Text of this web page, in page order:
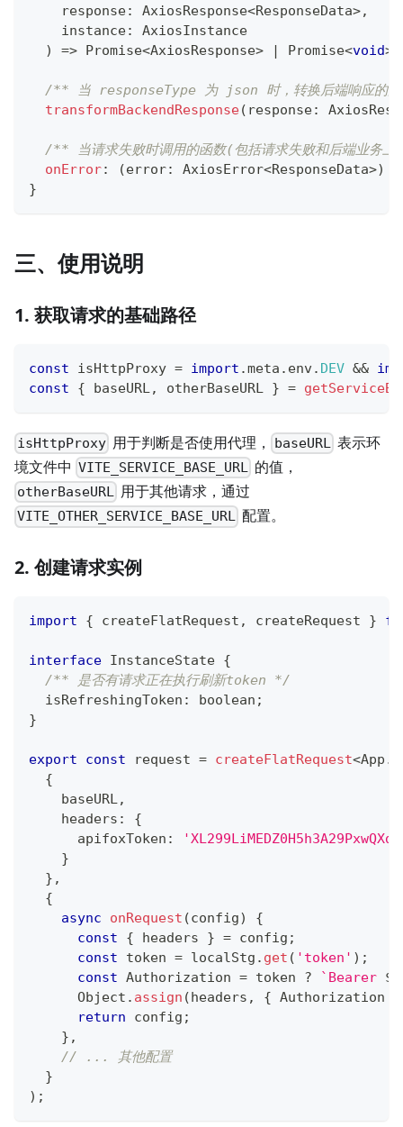
    response
: AxiosResponse<ResponseData>,
    instance
:
AxiosInstance
)
=> Promise<AxiosResponse> | Promise<void>
/** 当 responseType 为 json 时，转换后端响应的
transformBackendResponse( response:
/** 当请求失败时调用的函数(包括请求失败和后端业务
onError: (error: AxiosError<ResponseData>)
}
三、使用说明
1. 获取请求的基础路径
const isHttpProxy = import .meta . env. DEV &&
const
{ baseURL, otherBaseURL } =
isHttpProxy 用于判断是否使用代理， baseURL表示环
境文件中 VITE_SERVICE_BASE_URL 的值，
otherBaseURL 用于其他请求，通过
VITE_OTHER_SERVICE_BASE_URL 配置。
2. 创建请求实例
import { createFlatRequest , createRequest }
interface InstanceState {
/** 是否有请求正在执行刷新token */
  isRefreshingToken
: boolean ;
}
export const request = createFlatRequest<App .
{
    baseURL
,
    headers
:
{
      apifoxToken
:
}
} ,
{
async
onRequest (config)
{
const
{ headers } = config ;
const token = localStg . get ( 'token' ) ;
const Authorization = token ? ` Bearer ${
      Object
. assign (headers , { Authorization
return config ;
} ,
// ... 其他配置
}
) ;